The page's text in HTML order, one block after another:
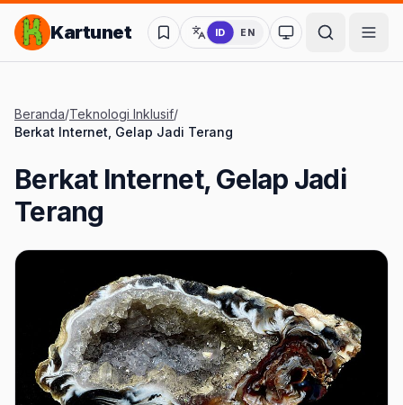
Lompat ke Konten Utama
Kartunet ID EN
Ubah ke mode
Beranda/Teknologi Inklusif/
Berkat Internet, Gelap Jadi Terang
Berkat Internet, Gelap Jadi
Terang